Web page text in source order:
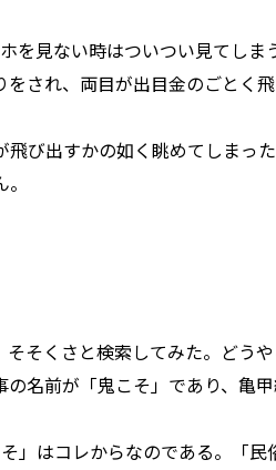
を見ない時はついつい見てしま
され、両目が出目金のごとく
び出すかの如く眺めてしまっ
そくさと検索してみた。どう
名前が「鬼こそ」であり、亀
」はコレからなのである。「